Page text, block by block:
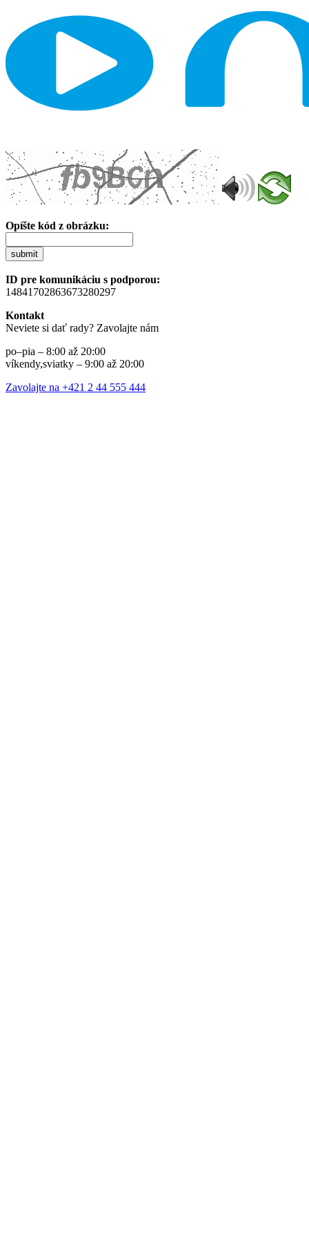
Opíšte kód z obrázku:
submit
ID pre komunikáciu s podporou:
14841702863673280297
Kontakt
Neviete si dať rady? Zavolajte nám
po–pia – 8:00 až 20:00
víkendy,sviatky – 9:00 až 20:00
Zavolajte na +421 2 44 555 444